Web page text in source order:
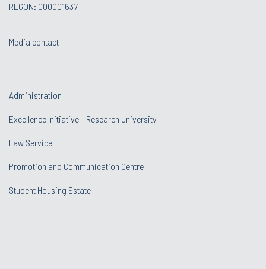
REGON: 000001637
Media contact
Administration
Excellence Initiative - Research University
Law Service
Promotion and Communication Centre
Student Housing Estate